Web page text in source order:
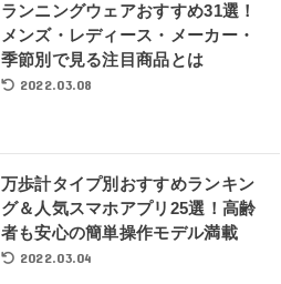
ランニングウェアおすすめ31選！
メンズ・レディース・メーカー・
季節別で見る注目商品とは
2022.03.08
万歩計タイプ別おすすめランキン
グ＆人気スマホアプリ25選！高齢
者も安心の簡単操作モデル満載
2022.03.04